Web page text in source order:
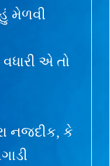
મેળવી
વધારી એ તો
નજદીક, કે